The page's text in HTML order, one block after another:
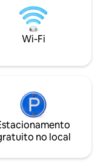
relaxar neste
e dentro do mar!
Wi-Fi
no local